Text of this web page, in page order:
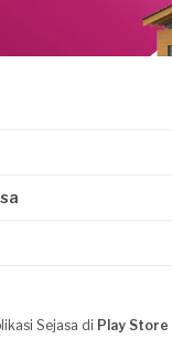
Sejasa di Play Store